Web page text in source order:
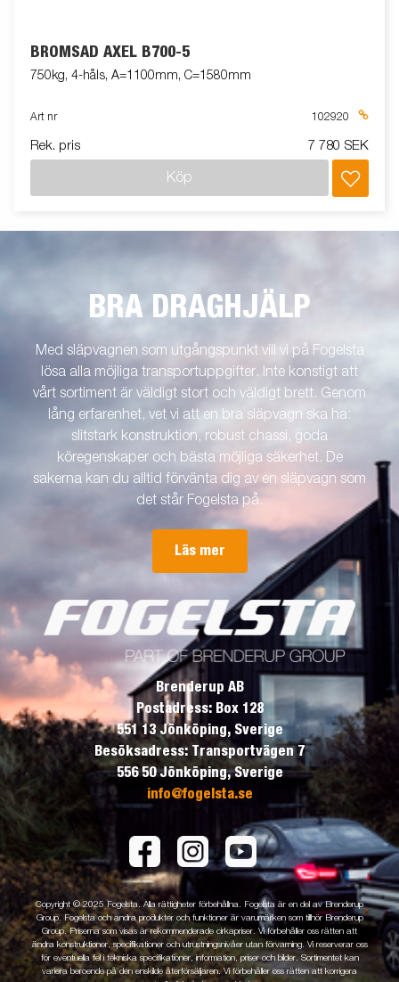
BROMSAD AXEL B700-5
750kg, 4-håls, A=1100mm, C=1580mm
Art nr 102920
Rek. pris 7 780 SEK
Köp
BRA DRAGHJÄLP
Med släpvagnen som utgångspunkt vill vi på Fogelsta
lösa alla möjliga transportuppgifter. Inte konstigt att
vårt sortiment är väldigt stort och väldigt brett. Genom
lång erfarenhet, vet vi att en bra släpvagn ska ha:
slitstark konstruktion, robust chassi, goda
köregenskaper och bästa möjliga säkerhet. De
sakerna kan du alltid förvänta dig av en släpvagn som
det står Fogelsta på.
Läs mer
Brenderup AB
Postadress: Box 128
551 13 Jönköping, Sverige
Besöksadress: Transportvägen 7
556 50 Jönköping, Sverige
info@fogelsta.se
Copyright © 2025 Fogelsta. Alla rättigheter förbehållna. Fogelsta är en del av Brenderup
Group. Fogelsta och andra produkter och funktioner är varumärken som tillhör Brenderup
Group. Priserna som visas är rekommenderade cirkapriser. Vi förbehåller oss rätten att
ändra konstruktioner, specifikationer och utrustningsnivåer utan förvarning. Vi reserverar oss
för eventuella fel i tekniska specifikationer, information, priser och bilder. Sortimentet kan
variera beroende på den enskilde återförsäljaren. Vi förbehåller oss rätten att korrigera